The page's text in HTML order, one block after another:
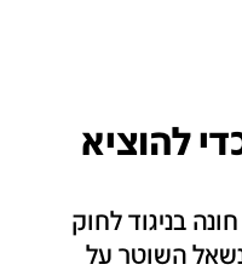
להוציא
בניגוד לחוק
השוטר על